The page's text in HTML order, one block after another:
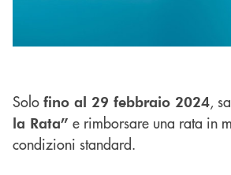
Solo fino al 29 febbraio 2024,
la Rata” e rimborsare una rata in
condizioni standard.